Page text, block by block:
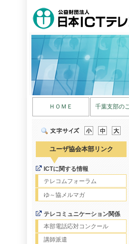
ＨＯＭＥ 千葉支部の
ユーザ協会本部リンク
ICTに関する情報
テレコムフォーラム
ゆ～協メルマガ
テレコミュニケーション関係
本部電話応対コンクール
講師派遣